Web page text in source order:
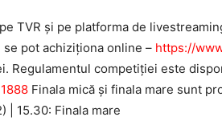
TVR și pe platforma de
se pot achiziționa online – https://
Regulamentul competiției este
Finala mică și finala mare sunt
| 15.30: Finala mare